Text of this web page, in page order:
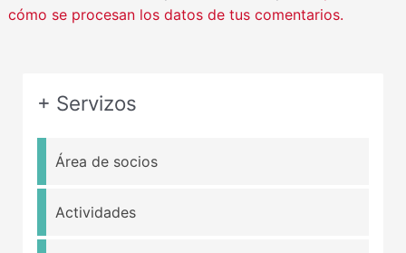
cómo se procesan los datos de tus comentarios.
+ Servizos
Área de socios
Actividades